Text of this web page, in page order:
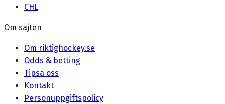
CHL
Om sajten
Om riktighockey.se
Odds & betting
Tipsa oss
Kontakt
Personuppgiftspolicy